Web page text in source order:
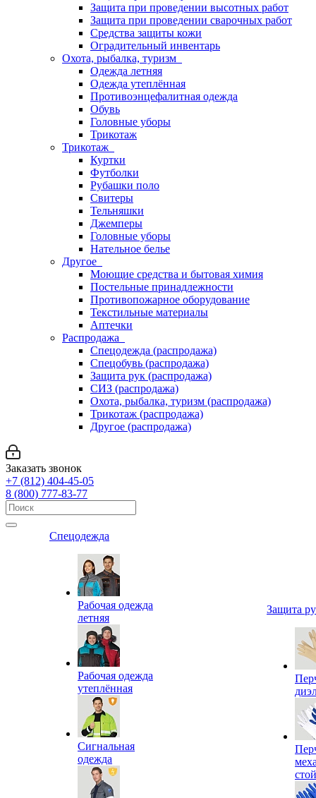
Защита при проведении высотных работ
Защита при проведении сварочных работ
Средства защиты кожи
Оградительный инвентарь
Охота, рыбалка, туризм
Одежда летняя
Одежда утеплённая
Противоэнцефалитная одежда
Обувь
Головные уборы
Трикотаж
Трикотаж
Куртки
Футболки
Рубашки поло
Свитеры
Тельняшки
Джемперы
Головные уборы
Нательное белье
Другое
Моющие средства и бытовая химия
Постельные принадлежности
Противопожарное оборудование
Текстильные материалы
Аптечки
Распродажа
Спецодежда (распродажа)
Спецобувь (распродажа)
Защита рук (распродажа)
СИЗ (распродажа)
Охота, рыбалка, туризм (распродажа)
Трикотаж (распродажа)
Другое (распродажа)
Заказать звонок
+7 (812) 404-45-05
8 (800) 777-83-77
Спецодежда
Рабочая одежда
летняя
Рабочая одежда
утеплённая
Сигнальная
одежда
Защита